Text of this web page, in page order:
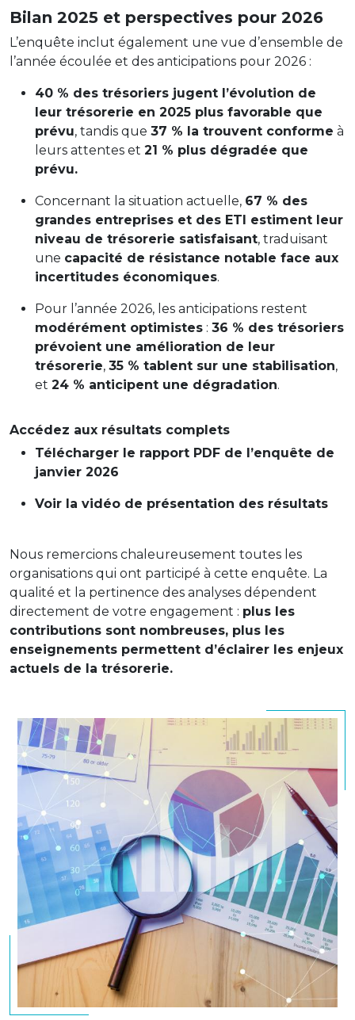
Bilan 2025 et perspectives pour 2026
L’enquête inclut également une vue d’ensemble de
l’année écoulée et des anticipations pour 2026 :
40 % des trésoriers jugent l’évolution de
leur trésorerie en 2025 plus favorable que
prévu, tandis que 37 % la trouvent conforme à
leurs attentes et 21 % plus dégradée que
prévu.
Concernant la situation actuelle, 67 % des
grandes entreprises et des ETI estiment leur
niveau de trésorerie satisfaisant, traduisant
une capacité de résistance notable face aux
incertitudes économiques.
Pour l’année 2026, les anticipations restent
modérément optimistes : 36 % des trésoriers
prévoient une amélioration de leur
trésorerie, 35 % tablent sur une stabilisation,
et 24 % anticipent une dégradation.
Accédez aux résultats complets
Télécharger le rapport PDF de l’enquête de
janvier 2026
Voir la vidéo de présentation des résultats
Nous remercions chaleureusement toutes les
organisations qui ont participé à cette enquête. La
qualité et la pertinence des analyses dépendent
directement de votre engagement : plus les
contributions sont nombreuses, plus les
enseignements permettent d’éclairer les enjeux
actuels de la trésorerie.